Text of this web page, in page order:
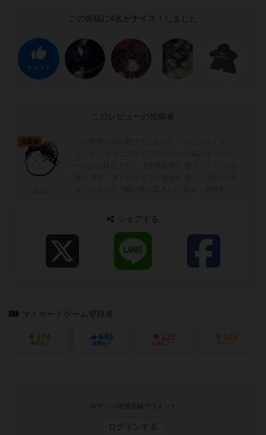
この投稿に 4名がナイス！ しました
ナイス！
このレビューの投稿者
大賢者
シェアする
マイボードゲーム登録者
174
興味あり
640
経験あり
123
お気に入り
620
持ってる
ログイン/会員登録でコメント
ログインする